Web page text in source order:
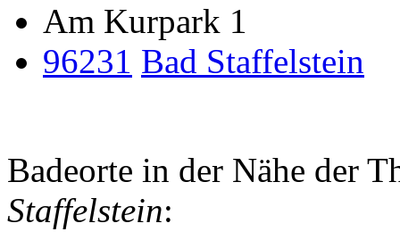
Am Kurpark 1
96231 Bad Staffelstein
Badeorte in der Nähe der
Staffelstein: